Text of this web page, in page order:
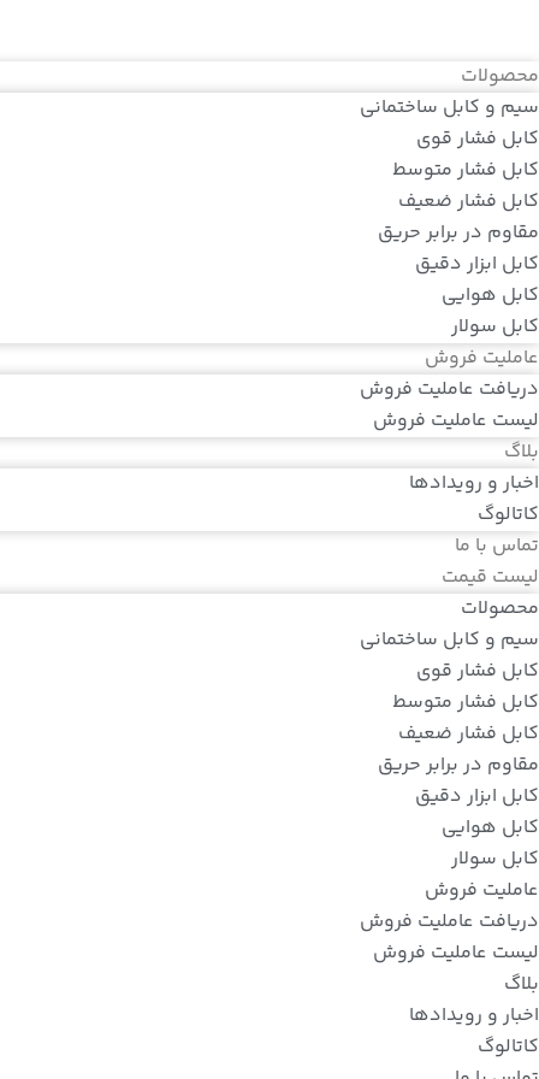
محصولات
سیم و کابل ساختمانی
کابل فشار قوی
کابل فشار متوسط
کابل فشار ضعیف
مقاوم در برابر حریق
کابل ابزار دقیق
کابل هوایی
کابل سولار
عاملیت فروش
دریافت عاملیت فروش
لیست عاملیت فروش
بلاگ
اخبار و رویدادها
کاتالوگ
تماس با ما
لیست قیمت
محصولات
سیم و کابل ساختمانی
کابل فشار قوی
کابل فشار متوسط
کابل فشار ضعیف
مقاوم در برابر حریق
کابل ابزار دقیق
کابل هوایی
کابل سولار
عاملیت فروش
دریافت عاملیت فروش
لیست عاملیت فروش
بلاگ
اخبار و رویدادها
کاتالوگ